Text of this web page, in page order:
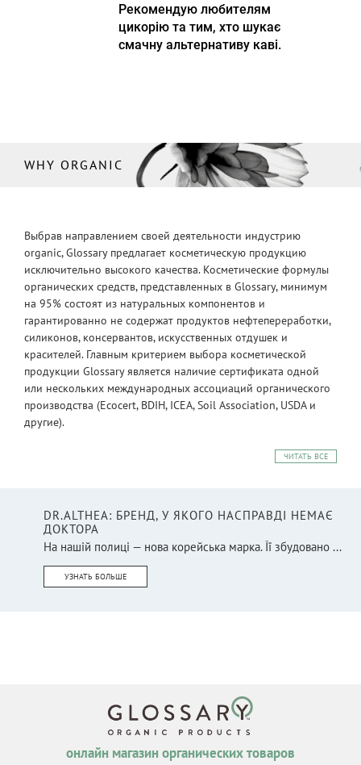
Рекомендую любителям
цикорію та тим, хто шукає
смачну альтернативу каві.
WHY ORGANIC
Выбрав направлением своей деятельности индустрию
organic, Glossary предлагает косметическую продукцию
исключительно высокого качества. Косметические формулы
органических средств, представленных в Glossary, минимум
на 95% состоят из натуральных компонентов и
гарантированно не содержат продуктов нефтепереработки,
силиконов, консервантов, искусственных отдушек и
красителей. Главным критерием выбора косметической
продукции Glossary является наличие сертификата одной
или нескольких международных ассоциаций органического
производства (Ecocert, BDIH, ICEA, Soil Association, USDA и
другие).
ЧИТАТЬ ВСЕ
DR.ALTHEA: БРЕНД, У ЯКОГО НАСПРАВДІ НЕМАЄ
ДОКТОРА
На нашій полиці — нова корейська марка. Її збудовано ...
УЗНАТЬ БОЛЬШЕ
онлайн магазин органических товаров